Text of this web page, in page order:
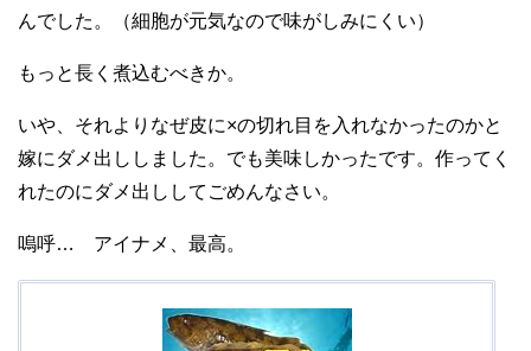
んでした。（細胞が元気なので味がしみにくい）
もっと長く煮込むべきか。
いや、それよりなぜ皮に×の切れ目を入れなかったのかと
嫁にダメ出ししました。でも美味しかったです。作ってく
れたのにダメ出ししてごめんなさい。
嗚呼… アイナメ、最高。